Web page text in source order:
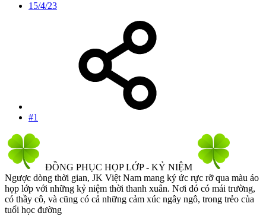
15/4/23
#1
ĐỒNG PHỤC HỌP LỚP - KỶ NIỆM
Ngược dòng thời gian, JK Việt Nam mang ký ức rực rỡ qua màu áo
họp lớp với những kỷ niệm thời thanh xuân. Nơi đó có mái trường,
có thầy cô, và cũng có cả những cảm xúc ngây ngô, trong trẻo của
tuổi học đường